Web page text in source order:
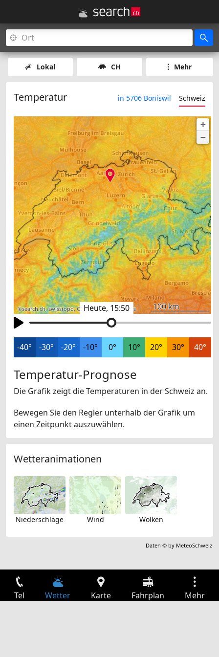
Lokal CH Mehr
Temperatur in 5706 Boniswil Schweiz
Heute, 15:50
+
−
©search.ch,swisstopo,OpenStreetMap,others 100 km
-40° -30° -20° -10° 0° 10° 20° 30° 40°
Temperatur-Prognose
Die Grafik zeigt die Temperaturen in der Schweiz an.
Bewegen Sie den Regler unterhalb der Grafik um
einen Zeitpunkt auszuwählen.
Wetteranimationen
Niederschläge Wind Wolken
Daten © by MeteoSchweiz
Tel Wetter Karte Fahrplan Mehr